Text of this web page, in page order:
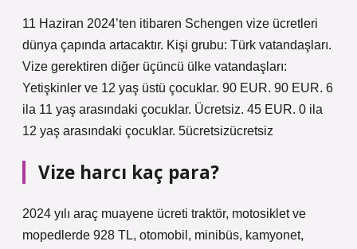
11 Haziran 2024’ten itibaren Schengen vize ücretleri
dünya çapında artacaktır. Kişi grubu: Türk vatandaşları.
Vize gerektiren diğer üçüncü ülke vatandaşları:
Yetişkinler ve 12 yaş üstü çocuklar. 90 EUR. 90 EUR. 6
ila 11 yaş arasındaki çocuklar. Ücretsiz. 45 EUR. 0 ila
12 yaş arasındaki çocuklar. 5ücretsizücretsiz
Vize harcı kaç para?
2024 yılı araç muayene ücreti traktör, motosiklet ve
mopedlerde 928 TL, otomobil, minibüs, kamyonet,